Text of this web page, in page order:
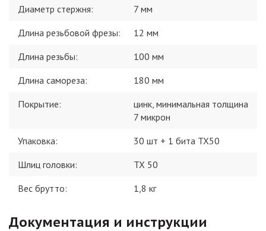
Диаметр стержня:
7 мм
Длина резьбовой фрезы:
12 мм
Длина резьбы:
100 мм
Длина самореза:
180 мм
Покрытие:
цинк, минимальная толщина
7 микрон
Упаковка:
30 шт + 1 бита TX50
Шлиц головки:
TX 50
Вес брутто:
1,8 кг
Документация и инструкции